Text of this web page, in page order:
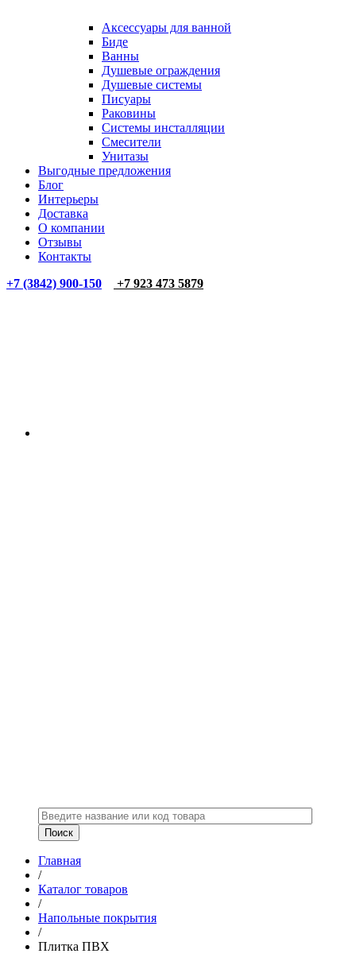
Аксессуары для ванной
Биде
Ванны
Душевые ограждения
Душевые системы
Писуары
Раковины
Системы инсталляции
Смесители
Унитазы
Выгодные предложения
Блог
Интерьеры
Доставка
О компании
Отзывы
Контакты
+7 (3842) 900-150
+7 923 473 5879
Главная
/
Каталог товаров
/
Напольные покрытия
/
Плитка ПВХ